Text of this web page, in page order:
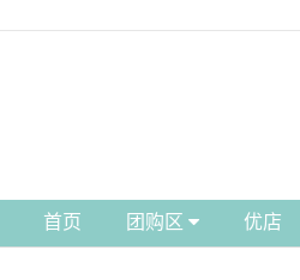
首页 团购区 优店